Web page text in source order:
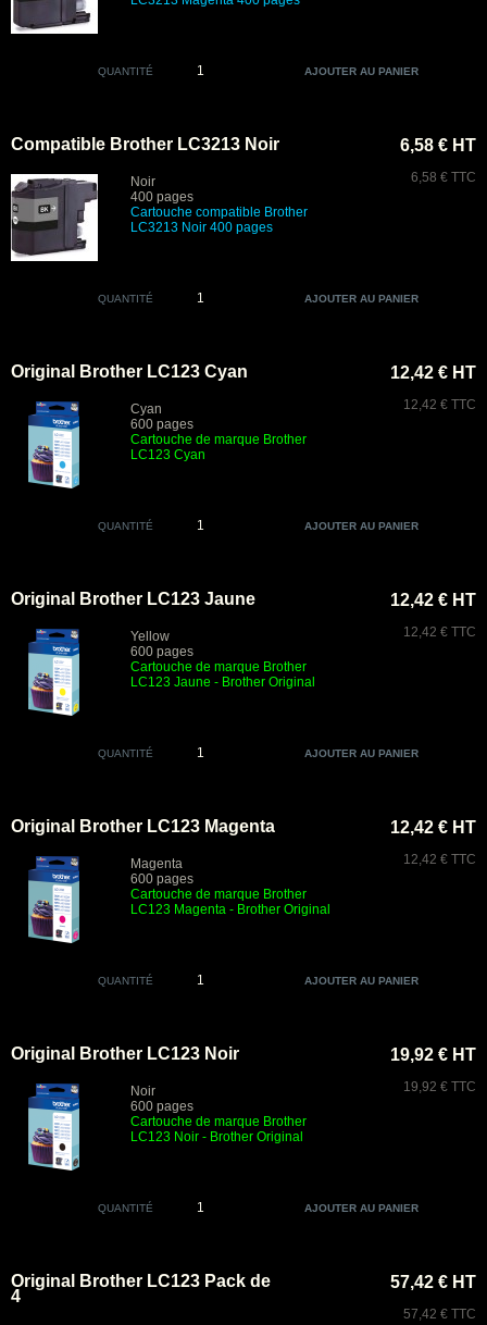
QUANTITÉ
Compatible Brother LC3213 Noir
Noir
400 pages
Cartouche compatible Brother
LC3213 Noir 400 pages
6,58 € HT
6,58 € TTC
QUANTITÉ
Original Brother LC123 Cyan
Cyan
600 pages
Cartouche de marque Brother
LC123 Cyan
12,42 € HT
12,42 € TTC
QUANTITÉ
Original Brother LC123 Jaune
Yellow
600 pages
Cartouche de marque Brother
LC123 Jaune - Brother Original
12,42 € HT
12,42 € TTC
QUANTITÉ
Original Brother LC123 Magenta
Magenta
600 pages
Cartouche de marque Brother
LC123 Magenta - Brother Original
12,42 € HT
12,42 € TTC
QUANTITÉ
Original Brother LC123 Noir
Noir
600 pages
Cartouche de marque Brother
LC123 Noir - Brother Original
19,92 € HT
19,92 € TTC
QUANTITÉ
Original Brother LC123 Pack de
4
57,42 € HT
57,42 € TTC